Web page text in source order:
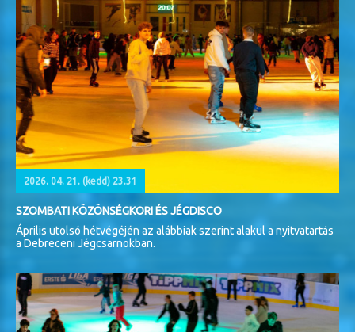
2026. 04. 21. (kedd) 23.31
SZOMBATI KÖZÖNSÉGKORI ÉS JÉGDISCO
Április utolsó hétvégéjén az alábbiak szerint alakul a nyitvatartás
a Debreceni Jégcsarnokban.